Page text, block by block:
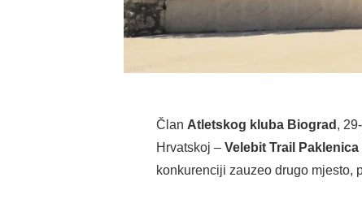
Član Atletskog kluba Biograd ,
Hrvatskoj – Velebit Trail Paklenica
konkurenciji zauzeo drugo mjesto,